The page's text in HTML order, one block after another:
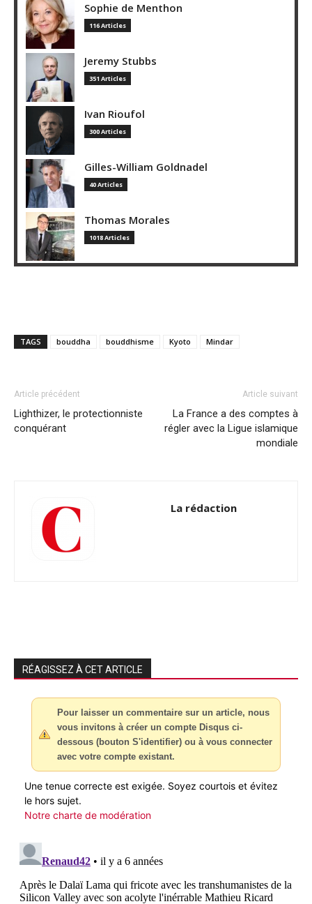
Sophie de Menthon
116 Articles
Jeremy Stubbs
351 Articles
Ivan Rioufol
300 Articles
Gilles-William Goldnadel
40 Articles
Thomas Morales
1018 Articles
TAGS bouddha bouddhisme Kyoto Mindar
Article précédent
Lighthizer, le protectionniste
conquérant
Article suivant
La France a des comptes à
régler avec la Ligue islamique
mondiale
La rédaction
RÉAGISSEZ À CET ARTICLE
Pour laisser un commentaire sur un article, nous
vous invitons à créer un compte Disqus ci-
dessous (bouton S'identifier) ou à vous connecter
avec votre compte existant.
Une tenue correcte est exigée. Soyez courtois et évitez
le hors sujet.
Notre charte de modération